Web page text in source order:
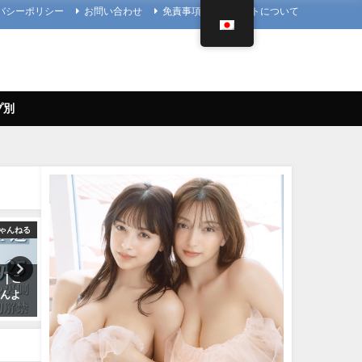
シーポリシー お問い合わせ 免責事項 当サイトについて
んねる
| こ
よ
4K UPSCALING CLUB
篠崎愛【4K】（2023年08月25
日） | 4K UPSCALING CLUBさ
んより
08/25/2023
今田美桜【4K】（2022年
日） | 4K UPSCALING
んより
09/14/2022